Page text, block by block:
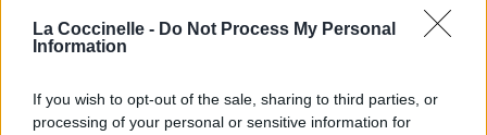
La Coccinelle - Do Not Process My Personal
Information
If you wish to opt-out of the sale, sharing to third parties, or
processing of your personal or sensitive information for